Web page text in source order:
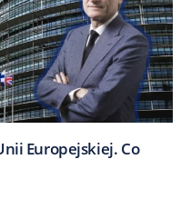
Europejskiej. Co